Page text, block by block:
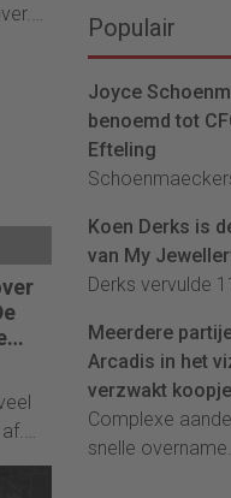
/
Populair
Joyce
benoemd tot
Efteling
Koen Derks is
van My
Derks vervulde
Meerdere
Arcadis in het
verzwakt koopje
Complexe
snelle